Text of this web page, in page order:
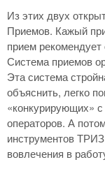
Из этих двух
Приемов. Кажый
прием рекомендует
Система приемов
Эта система
объяснить, легко
«конкурирующих»
операторов. А
инструментов
вовлечения в